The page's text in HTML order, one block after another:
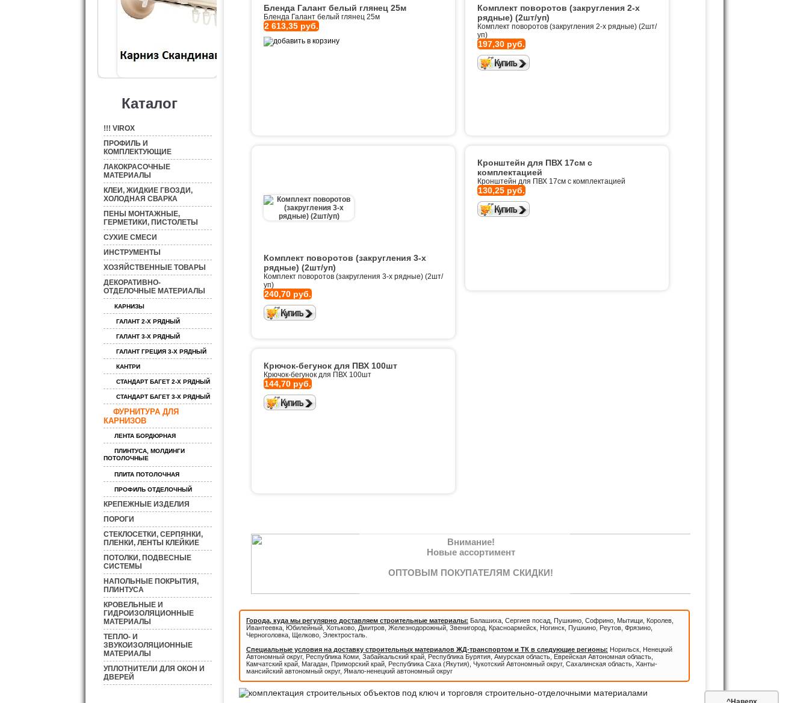
Каталог
!!! VIROX
ПРОФИЛЬ И
КОМПЛЕКТУЮЩИЕ
ЛАКОКРАСОЧНЫЕ
МАТЕРИАЛЫ
КЛЕИ, ЖИДКИЕ ГВОЗДИ,
ХОЛОДНАЯ СВАРКА
ПЕНЫ МОНТАЖНЫЕ,
ГЕРМЕТИКИ, ПИСТОЛЕТЫ
СУХИЕ СМЕСИ
ИНСТРУМЕНТЫ
ХОЗЯЙСТВЕННЫЕ ТОВАРЫ
ДЕКОРАТИВНО-
ОТДЕЛОЧНЫЕ МАТЕРИАЛЫ
КАРНИЗЫ
ГАЛАНТ 2-Х РЯДНЫЙ
ГАЛАНТ 3-Х РЯДНЫЙ
ГАЛАНТ ГРЕЦИЯ 3-Х РЯДНЫЙ
КАНТРИ
СТАНДАРТ БАГЕТ 2-Х РЯДНЫЙ
СТАНДАРТ БАГЕТ 3-Х РЯДНЫЙ
ФУРНИТУРА ДЛЯ
КАРНИЗОВ
ЛЕНТА БОРДЮРНАЯ
ПЛИНТУСА, МОЛДИНГИ
ПОТОЛОЧНЫЕ
ПЛИТА ПОТОЛОЧНАЯ
ПРОФИЛЬ ОТДЕЛОЧНЫЙ
КРЕПЕЖНЫЕ ИЗДЕЛИЯ
ПОРОГИ
СТЕКЛОСЕТКИ, СЕРПЯНКИ,
ПЛЕНКИ, ЛЕНТЫ КЛЕЙКИЕ
ПОТОЛКИ, ПОДВЕСНЫЕ
СИСТЕМЫ
НАПОЛЬНЫЕ ПОКРЫТИЯ,
ПЛИНТУСА
КРОВЕЛЬНЫЕ И
ГИДРОИЗОЛЯЦИОННЫЕ
МАТЕРИАЛЫ
ТЕПЛО- И
ЗВУКОИЗОЛЯЦИОННЫЕ
МАТЕРИАЛЫ
УПЛОТНИТЕЛИ ДЛЯ ОКОН И
ДВЕРЕЙ
Бленда Галант белый глянец 25м
Бленда Галант белый глянец 25м
2 613,35 руб.
Комплект поворотов (закругления 2-х
рядные) (2шт/уп)
Комплект поворотов (закругления 2-х рядные) (2шт/
уп)
197,30 руб.
Комплект поворотов (закругления 3-х
рядные) (2шт/уп)
Комплект поворотов (закругления 3-х рядные) (2шт/
уп)
240,70 руб.
Кронштейн для ПВХ 17см с
комплектацией
Кронштейн для ПВХ 17см с комплектацией
130,25 руб.
Крючок-бегунок для ПВХ 100шт
Крючок-бегунок для ПВХ 100шт
144,70 руб.
Внимание!
Новые ассортимент
ОПТОВЫМ ПОКУПАТЕЛЯМ СКИДКИ!
Города, куда мы регулярно доставляем строительные материалы: Балашиха, Сергиев посад, Пушкино, Софрино, Мытищи, Королев,
Ивантеевка, Юбилейный, Хотьково, Дмитров, Железнодорожный, Звенигород, Красноармейск, Ногинск, Пушкино, Реутов, Фрязино,
Черноголовка, Щелково, Электросталь.
Специальные условия на доставку строительных материалов ЖД-транспортом и ТК в следующие регионы: Норильск, Ненецкий
Автономный округ, Республика Коми, Забайкальский край, Республика Бурятия, Амурская область, Еврейская Автономная область,
Камчатский край, Магадан, Приморский край, Республика Саха (Якутия), Чукотский Автономный округ, Сахалинская область, Ханты-
мансийский автономный округ, Ямало-ненецкий автономный округ